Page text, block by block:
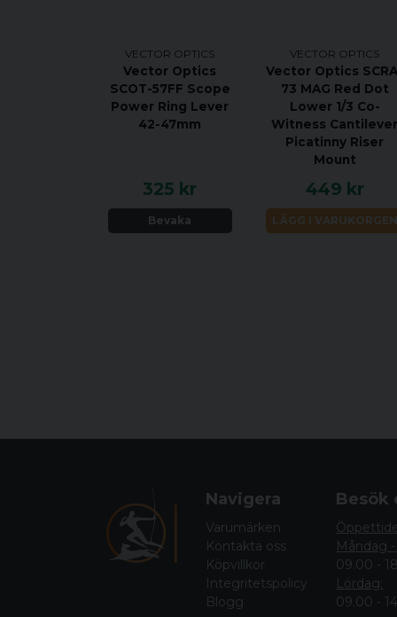
VECTOR OPTICS
Vector Optics
SCOT-57FF Scope
Power Ring Lever
42-47mm
325 kr
Bevaka
VECTOR OPTICS
Vector Optics
73 MAG Red Dot
Lower 1/3 Co-
Witness Cantilever
Picatinny Riser
Mount
449 kr
LÄGG I VARUKORGEN
Navigera
Varumärken
Kontakta oss
Köpvillkor
Integritetspolicy
Blogg
Besök
Måndag -
09.00 -
Lördag:
09.00 -